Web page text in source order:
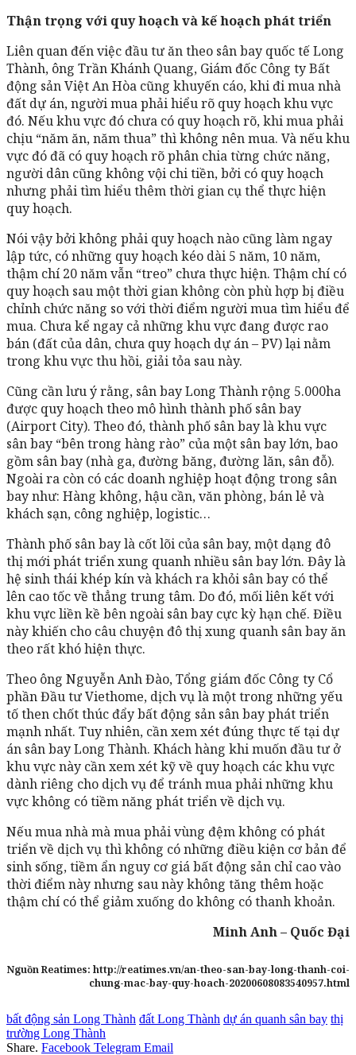
Thận trọng với quy hoạch và kế hoạch phát triển
Liên quan đến việc đầu tư ăn theo sân bay quốc tế Long
Thành, ông Trần Khánh Quang, Giám đốc Công ty Bất
động sản Việt An Hòa cũng khuyến cáo, khi đi mua nhà
đất dự án, người mua phải hiểu rõ quy hoạch khu vực
đó. Nếu khu vực đó chưa có quy hoạch rõ, khi mua phải
chịu “năm ăn, năm thua” thì không nên mua. Và nếu khu
vực đó đã có quy hoạch rõ phân chia từng chức năng,
người dân cũng không vội chi tiền, bởi có quy hoạch
nhưng phải tìm hiểu thêm thời gian cụ thể thực hiện
quy hoạch.
Nói vậy bởi không phải quy hoạch nào cũng làm ngay
lập tức, có những quy hoạch kéo dài 5 năm, 10 năm,
thậm chí 20 năm vẫn “treo” chưa thực hiện. Thậm chí có
quy hoạch sau một thời gian không còn phù hợp bị điều
chỉnh chức năng so với thời điểm người mua tìm hiểu để
mua. Chưa kể ngay cả những khu vực đang được rao
bán (đất của dân, chưa quy hoạch dự án – PV) lại nằm
trong khu vực thu hồi, giải tỏa sau này.
Cũng cần lưu ý rằng, sân bay Long Thành rộng 5.000ha
được quy hoạch theo mô hình thành phố sân bay
(Airport City). Theo đó, thành phố sân bay là khu vực
sân bay “bên trong hàng rào” của một sân bay lớn, bao
gồm sân bay (nhà ga, đường băng, đường lăn, sân đỗ).
Ngoài ra còn có các doanh nghiệp hoạt động trong sân
bay như: Hàng không, hậu cần, văn phòng, bán lẻ và
khách sạn, công nghiệp, logistic…
Thành phố sân bay là cốt lõi của sân bay, một dạng đô
thị mới phát triển xung quanh nhiều sân bay lớn. Đây là
hệ sinh thái khép kín và khách ra khỏi sân bay có thể
lên cao tốc về thẳng trung tâm. Do đó, mối liên kết với
khu vực liền kề bên ngoài sân bay cực kỳ hạn chế. Điều
này khiến cho câu chuyện đô thị xung quanh sân bay ăn
theo rất khó hiện thực.
Theo ông Nguyễn Anh Đào, Tổng giám đốc Công ty Cổ
phần Đầu tư Viethome, dịch vụ là một trong những yếu
tố then chốt thúc đẩy bất động sản sân bay phát triển
mạnh nhất. Tuy nhiên, cần xem xét đúng thực tế tại dự
án sân bay Long Thành. Khách hàng khi muốn đầu tư ở
khu vực này cần xem xét kỹ về quy hoạch các khu vực
dành riêng cho dịch vụ để tránh mua phải những khu
vực không có tiềm năng phát triển về dịch vụ.
Nếu mua nhà mà mua phải vùng đệm không có phát
triển về dịch vụ thì không có những điều kiện cơ bản để
sinh sống, tiềm ẩn nguy cơ giá bất động sản chỉ cao vào
thời điểm này nhưng sau này không tăng thêm hoặc
thậm chí có thể giảm xuống do không có thanh khoản.
Minh Anh – Quốc Đại
Nguồn Reatimes: http://reatimes.vn/an-theo-san-bay-long-thanh-coi-
chung-mac-bay-quy-hoach-20200608083540957.html
bất động sản Long Thành đất Long Thành dự án quanh sân bay thị
trường Long Thành
Share. Facebook Telegram Email